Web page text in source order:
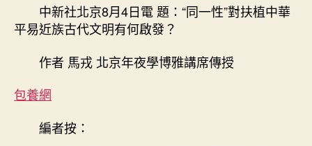
期
甜
中新社北京8月4日電 題：“同一性”對扶植中華
平易近族古代文明有何啟發？
作者 馬戎 北京年夜學博雅講席傳授
包養網
編者按：